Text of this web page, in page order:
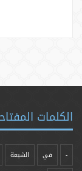
الكلمات
- في الشيعة